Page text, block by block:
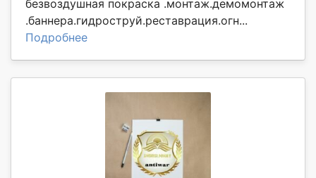
безвоздушная покраска .монтаж.демомонтаж
.баннера.гидроструй.реставрация.огн...
Подробнее